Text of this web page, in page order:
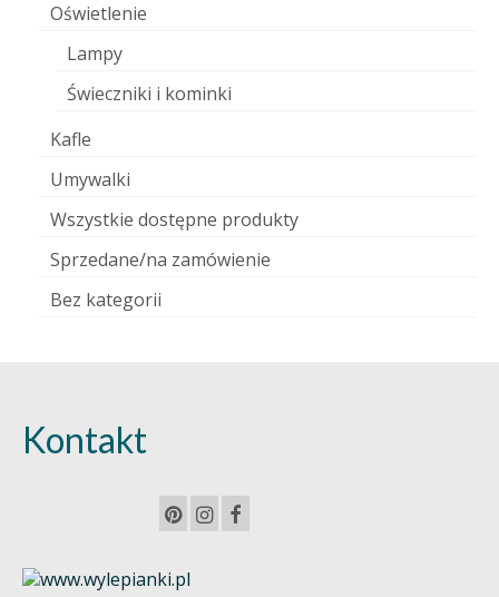
Oświetlenie
Lampy
Świeczniki i kominki
Kafle
Umywalki
Wszystkie dostępne produkty
Sprzedane/na zamówienie
Bez kategorii
Kontakt